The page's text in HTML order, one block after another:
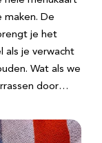
De
je het
als je verwacht
Wat als we
door…